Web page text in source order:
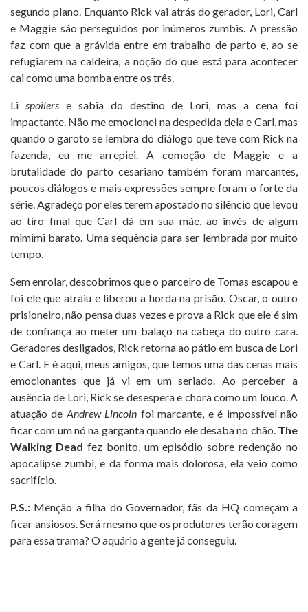
segundo plano. Enquanto Rick vai atrás do gerador, Lori, Carl
e Maggie são perseguidos por inúmeros zumbis. A pressão
faz com que a grávida entre em trabalho de parto e, ao se
refugiarem na caldeira, a noção do que está para acontecer
cai como uma bomba entre os três.
Li spoilerse sabia do destino de Lori, mas a cena foi
impactante. Não me emocionei na despedida dela e Carl, mas
quando o garoto se lembra do diálogo que teve com Rick na
fazenda, eu me arrepiei. A comoção de Maggie e a
brutalidade do parto cesariano também foram marcantes,
poucos diálogos e mais expressões sempre foram o forte da
série. Agradeço por eles terem apostado no silêncio que levou
ao tiro final que Carl dá em sua mãe, ao invés de algum
mimimi barato. Uma sequência para ser lembrada por muito
tempo.
Sem enrolar, descobrimos que o parceiro de Tomas escapou e
foi ele que atraiu e liberou a horda na prisão. Oscar, o outro
prisioneiro, não pensa duas vezes e prova a Rick que ele é sim
de confiança ao meter um balaço na cabeça do outro cara.
Geradores desligados, Rick retorna ao pátio em busca de Lori
e Carl. E é aqui, meus amigos, que temos uma das cenas mais
emocionantes que já vi em um seriado. Ao perceber a
ausência de Lori, Rick se desespera e chora como um louco. A
atuação de Andrew Lincoln foi marcante, e é impossível não
ficar com um nó na garganta quando ele desaba no chão. The
Walking Dead fez bonito, um episódio sobre redenção no
apocalipse zumbi, e da forma mais dolorosa, ela veio como
sacrifício.
P.S.: Menção a filha do Governador, fãs da HQ começam a
ficar ansiosos. Será mesmo que os produtores terão coragem
para essa trama? O aquário a gente já conseguiu.